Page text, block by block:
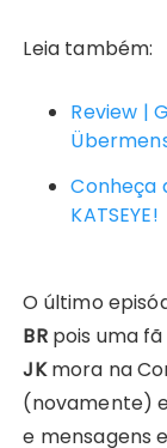
Leia também:
Review |
Conheça
KATSEYE!
O último
BRpois uma fã
JKmora na
(novamente)
e mensagens